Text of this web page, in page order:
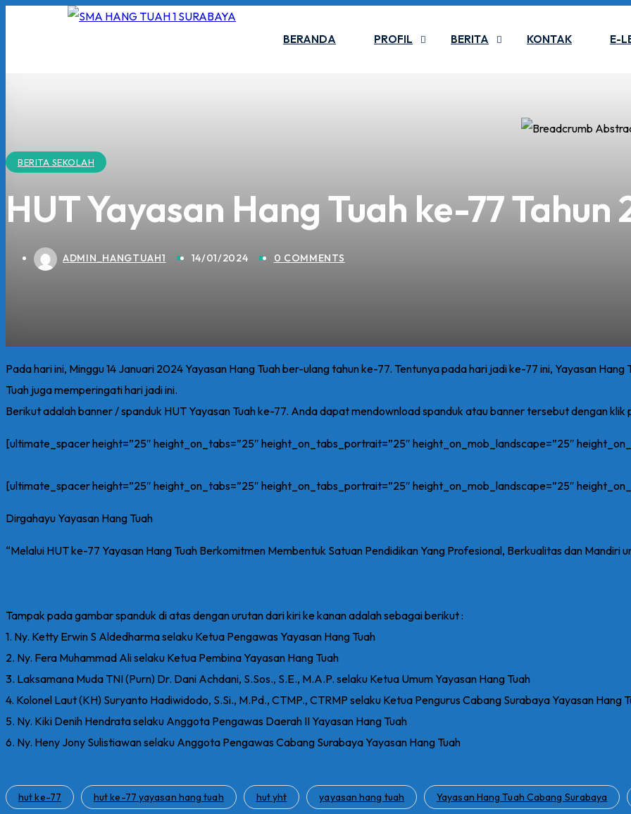
BERANDA PROFIL BERITA KONTAK E-
BERITA SEKOLAH
HUT Yayasan Hang Tuah ke-77 Tahun
ADMIN_HANGTUAH1 14/01/2024 0 COMMENTS
Pada hari ini, Minggu 14 Januari 2024 Yayasan Hang Tuah ber-ulang tahun ke-77. Tentunya pada hari jadi ke-77 ini, Yayasan
Tuah juga memperingati hari jadi ini.
Berikut adalah banner / spanduk HUT Yayasan Tuah ke-77. Anda dapat mendownload spanduk atau banner tersebut dengan
[ultimate_spacer height=”25″ height_on_tabs=”25″ height_on_tabs_portrait=”25″ height_on_mob_landscape=”25″
[ultimate_spacer height=”25″ height_on_tabs=”25″ height_on_tabs_portrait=”25″ height_on_mob_landscape=”25″
Dirgahayu Yayasan Hang Tuah
“Melalui HUT ke-77 Yayasan Hang Tuah Berkomitmen Membentuk Satuan Pendidikan Yang Profesional, Berkualitas dan Mandiri
Tampak pada gambar spanduk di atas dengan urutan dari kiri ke kanan adalah sebagai berikut :
1. Ny. Ketty Erwin S Aldedharma selaku Ketua Pengawas Yayasan Hang Tuah
2. Ny. Fera Muhammad Ali selaku Ketua Pembina Yayasan Hang Tuah
3. Laksamana Muda TNI (Purn) Dr. Dani Achdani, S.Sos., S.E., M.A.P. selaku Ketua Umum Yayasan Hang Tuah
4. Kolonel Laut (KH) Suryanto Hadiwidodo, S.Si., M.Pd., CTMP., CTRMP selaku Ketua Pengurus Cabang Surabaya Yayasan Hang
5. Ny. Kiki Denih Hendrata selaku Anggota Pengawas Daerah II Yayasan Hang Tuah
6. Ny. Heny Jony Sulistiawan selaku Anggota Pengawas Cabang Surabaya Yayasan Hang Tuah
hut ke-77 hut ke-77 yayasan hang tuah hut yht yayasan hang tuah Yayasan Hang Tuah Cabang Surabaya